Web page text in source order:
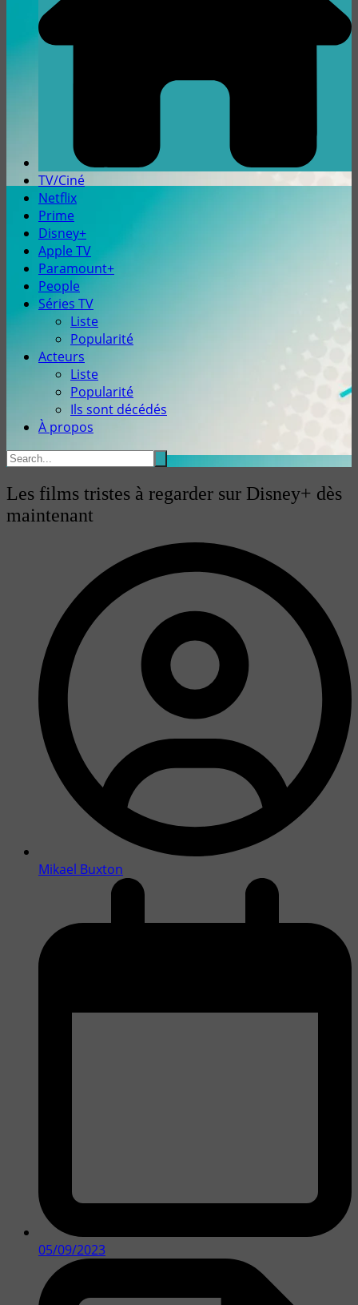
TV/Ciné
Netflix
Prime
Disney+
Apple TV
Paramount+
People
Séries TV
Liste
Popularité
Acteurs
Liste
Popularité
Ils sont décédés
À propos
Les films tristes à regarder sur Disney+ dès
maintenant
Mikael Buxton
05/09/2023